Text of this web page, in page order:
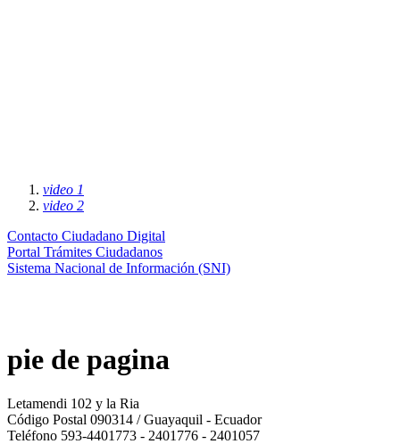
video 1
video 2
Contacto Ciudadano Digital
Portal Trámites Ciudadanos
Sistema Nacional de Información (SNI)
pie de pagina
Letamendi 102 y la Ria
Código Postal 090314 / Guayaquil - Ecuador
Teléfono 593-4401773 - 2401776 - 2401057